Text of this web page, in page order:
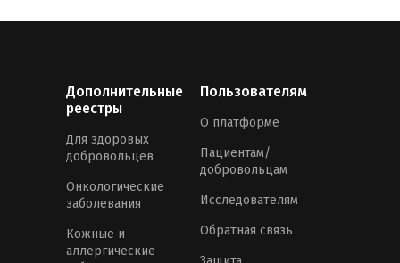
Дополнительные
реестры
Для здоровых
добровольцев
Онкологические
заболевания
Кожные и
аллергические
Пользователям
О платформе
Пациентам/
добровольцам
Исследователям
Обратная связь